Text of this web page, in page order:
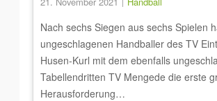
Nach sechs Siegen aus sechs Spielen
ungeschlagenen Handballer des TV
Husen-Kurl mit dem ebenfalls
Tabellendritten TV Mengede die erste
Herausforderung…